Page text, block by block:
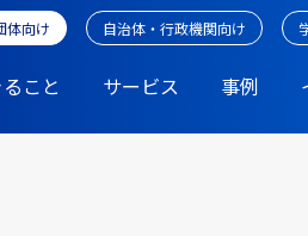
体向け 自治体・行政機関向け
こと サービス 事例